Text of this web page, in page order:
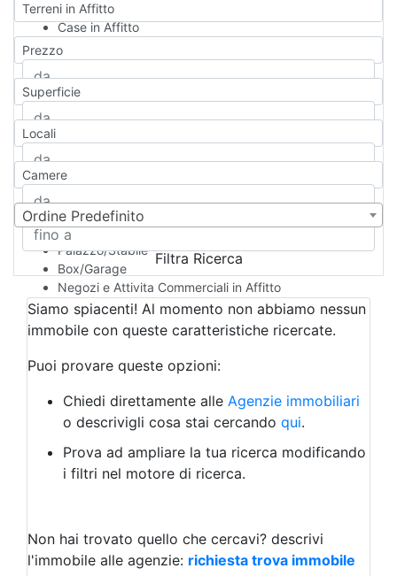
Terreni in Affitto
Case in Affitto
Qualsiasi
Appartamento
Casa indipendente
Casa Semi-indipendente
Attico/Mansarda
Rustico/Casale
Camera d'Albergo
Multiproprietà
Palazzo/Stabile
Box/Garage
Negozi e Attivita Commerciali in Affitto
Qualsiasi
Attività/Licenza Commerciale
Azienda Agricola
Bar/Ristorante
Albergo
Laboratorio Artigianale
Negozio/locale commerciale
Agriturismo
Magazzini
Qualsiasi
Terreno edificabile
Prezzo
Superficie
Locali
Camere
Ordine Predefinito
Filtra Ricerca
Siamo spiacenti! Al momento non abbiamo nessun
immobile con queste caratteristiche ricercate.
Puoi provare queste opzioni:
Chiedi direttamente alle Agenzie immobiliari
o descrivigli cosa stai cercando qui.
Prova ad ampliare la tua ricerca modificando
i filtri nel motore di ricerca.
Non hai trovato quello che cercavi? descrivi
l'immobile alle agenzie: richiesta trova immobile